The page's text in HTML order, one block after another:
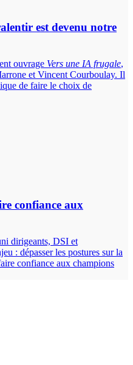
est devenu notre
ouvrage Vers une IA frugale,
et Vincent Courboulay. Il
de faire le choix de
confiance aux
dirigeants, DSI et
: dépasser les postures sur la
confiance aux champions